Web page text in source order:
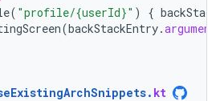
( "profile/{userId}" ) {
(backStackEntry.
. kt